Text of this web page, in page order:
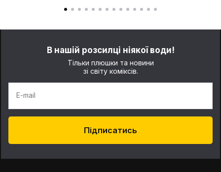
В нашій розсилці ніякої води!
Тільки плюшки та новини
зі світу коміксів.
E-mail
Підписатись